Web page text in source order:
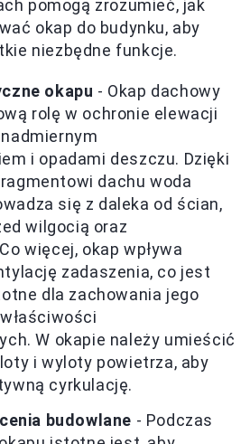
pomogą zrozumieć, jak
okap do budynku, aby
niezbędne funkcje.
okapu - Okap dachowy
rolę w ochronie elewacji
i opadami deszczu. Dzięki
dachu woda
się z daleka od ścian,
wilgocią oraz
więcej, okap wpływa
zadaszenia, co jest
dla zachowania jego
W okapie należy umieścić
i wyloty powietrza, aby
cyrkulację.
budowlane - Podczas